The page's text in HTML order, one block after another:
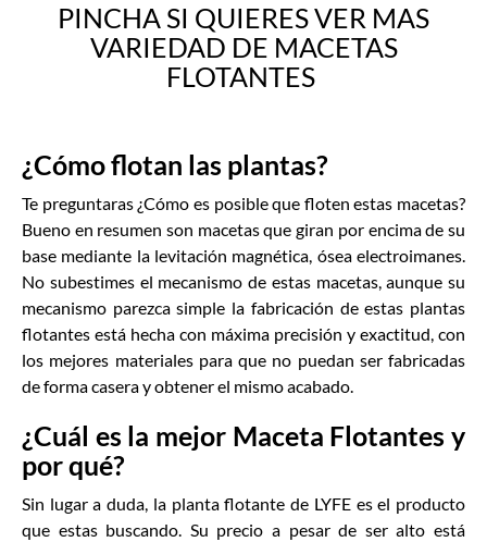
PINCHA SI QUIERES VER MAS
VARIEDAD DE MACETAS
FLOTANTES
¿Cómo flotan las plantas?
Te preguntaras ¿Cómo es posible que floten estas macetas?
Bueno en resumen son macetas que giran por encima de su
base mediante la levitación magnética, ósea electroimanes.
No subestimes el mecanismo de estas macetas, aunque su
mecanismo parezca simple la fabricación de estas plantas
flotantes está hecha con máxima precisión y exactitud, con
los mejores materiales para que no puedan ser fabricadas
de forma casera y obtener el mismo acabado.
¿Cuál es la mejor Maceta Flotantes y
por qué?
Sin lugar a duda, la planta flotante de LYFE es el producto
que estas buscando. Su precio a pesar de ser alto está